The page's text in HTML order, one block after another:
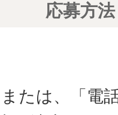
応募方法
または、「電